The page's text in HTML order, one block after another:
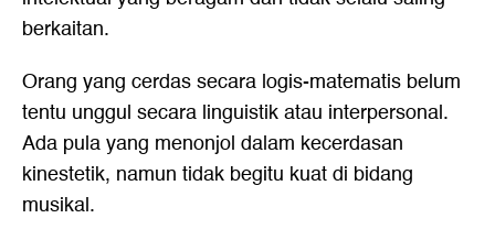
berkaitan.
Orang yang cerdas secara logis-matematis belum
tentu unggul secara linguistik atau interpersonal.
Ada pula yang menonjol dalam kecerdasan
kinestetik, namun tidak begitu kuat di bidang
musikal.